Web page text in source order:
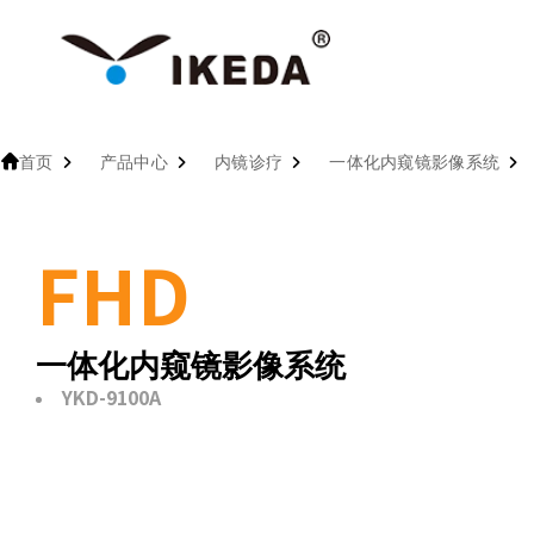
首页 产品中心 内镜诊疗 一体化内窥镜影像系统
FHD
一体化内窥镜影像系统
YKD-9100A